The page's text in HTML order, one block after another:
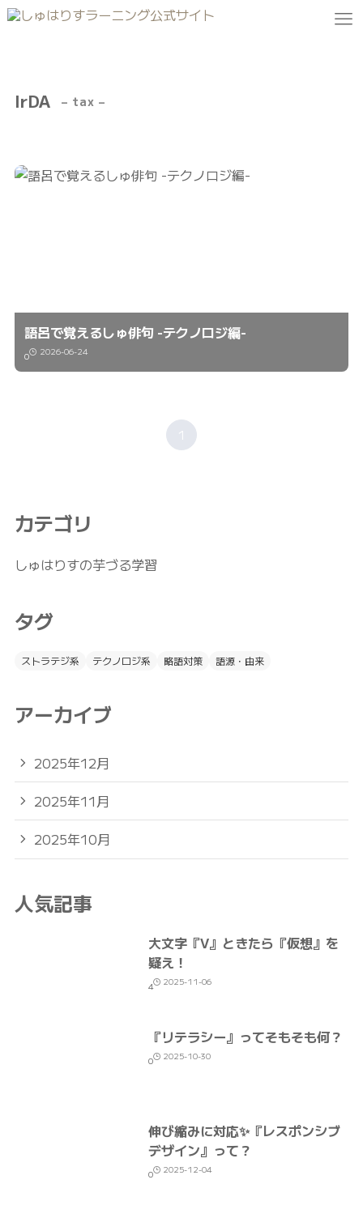
IrDA – tax –
語呂で覚えるしゅ俳句 -テクノロジ編-
0 2026-06-24
1
カテゴリ
しゅはりすの芋づる学習
タグ
ストラテジ系 テクノロジ系 略語対策 語源・由来
アーカイブ
2025年12月
2025年11月
2025年10月
人気記事
大文字『V』ときたら『仮想』を
疑え！
4 2025-11-06
『リテラシー』ってそもそも何？
0 2025-10-30
伸び縮みに対応✨『レスポンシブ
デザイン』って？
0 2025-12-04